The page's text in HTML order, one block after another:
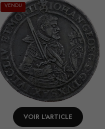
VENDU
VOIR L'ARTICLE